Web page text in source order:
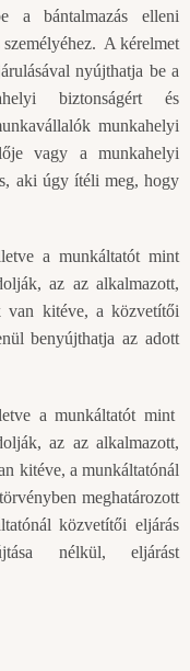
a bántalmazás elleni
személyéhez. A kérelmet
nyújthatja be a
biztonságért és
munkahelyi
vagy a munkahelyi
aki úgy ítéli meg, hogy
a munkáltatót mint
az az alkalmazott,
van kitéve, a közvetítői
benyújthatja az adott
a munkáltatót mint
az az alkalmazott,
kitéve, a munkáltatónál
meghatározott
közvetítői eljárás
nélkül, eljárást